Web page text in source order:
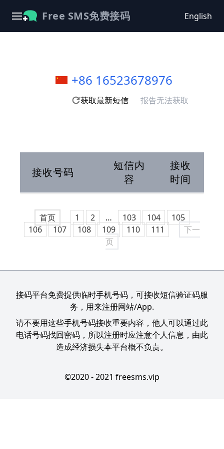
Free SMS免费接码 English
+86 16523678976
获取最新短信 报告无法获取
接收号码
短信内
容
接收
时间
首页 1 2 … 103 104
105
106
107 108 109 110 111
下一
页
接码平台免费提供临时手机号码，可接收短信验证码服
务，用来注册网站/App.
请不要用这些手机号码接收重要内容，他人可以通过此
电话号码找回密码，所以注册时应注意个人信息，由此
造成经济损失本平台概不负责。
©2020 - 2021 freesms.vip